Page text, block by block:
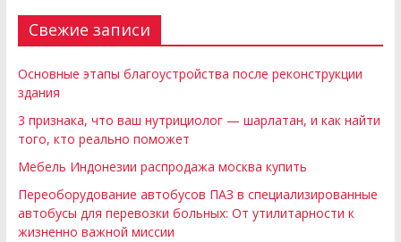
Свежие записи
Основные этапы благоустройства после реконструкции
здания
3 признака, что ваш нутрициолог — шарлатан, и как найти
того, кто реально поможет
Мебель Индонезии распродажа москва купить
Переоборудование автобусов ПАЗ в специализированные
автобусы для перевозки больных: От утилитарности к
жизненно важной миссии